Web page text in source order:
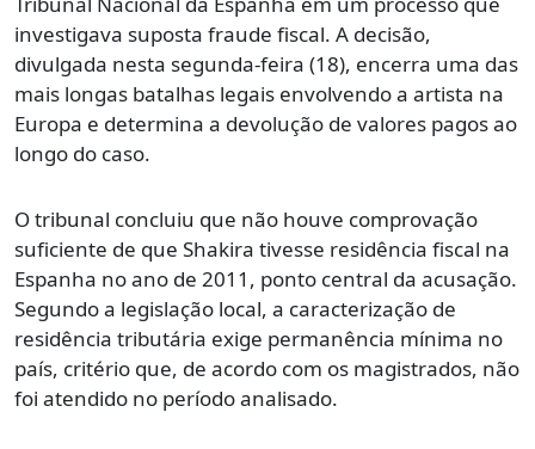
investigava suposta fraude fiscal. A decisão,
divulgada nesta segunda-feira (18), encerra uma das
mais longas batalhas legais envolvendo a artista na
Europa e determina a devolução de valores pagos ao
longo do caso.
O tribunal concluiu que não houve comprovação
suficiente de que Shakira tivesse residência fiscal na
Espanha no ano de 2011, ponto central da acusação.
Segundo a legislação local, a caracterização de
residência tributária exige permanência mínima no
país, critério que, de acordo com os magistrados, não
foi atendido no período analisado.